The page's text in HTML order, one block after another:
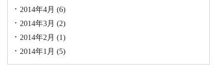
2014年4月 (6)
2014年3月 (2)
2014年2月 (1)
2014年1月 (5)